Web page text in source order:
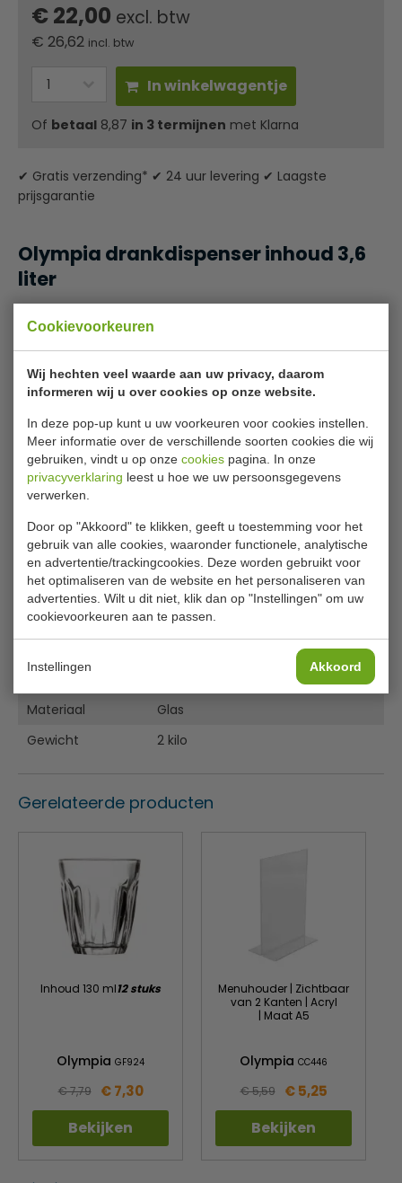
Cookievoorkeuren
Wij hechten veel waarde aan uw privacy, daarom
informeren wij u over cookies op onze website.
In deze pop-up kunt u uw voorkeuren voor cookies instellen.
Meer informatie over de verschillende soorten cookies die wij
gebruiken, vindt u op onze cookies pagina. In onze
privacyverklaring leest u hoe we uw persoonsgegevens
verwerken.
Door op "Akkoord" te klikken, geeft u toestemming voor het
gebruik van alle cookies, waaronder functionele, analytische
en advertentie/trackingcookies. Deze worden gebruikt voor
het optimaliseren van de website en het personaliseren van
advertenties. Wilt u dit niet, klik dan op "Instellingen" om uw
cookievoorkeuren aan te passen.
Instellingen Akkoord
€ 22,00 excl. btw
€ 26,62 incl. btw
In winkelwagentje
Of betaal 8,87 in 3 termijnen met Klarna
✔ Gratis verzending* ✔ 24 uur levering ✔ Laagste
prijsgarantie
Olympia drankdispenser inhoud 3,6
liter
dispenser met beugelsluiting van Olympia. De dispenser is
gemaakt van glas en zorg dat water en andere dranken
zo lang mogelijk vers blijven. De deksel is door de
beugelsluiting eenvoudig te openen, waardoor u de
aan de voorzijde zodat mensen zelf hun drankje kunnen
tappen. De tekst 'Ice Cold Drink' in sierletters maakt de
retro uitstraling compleet.
Met tekst in sierletters: 'Ice Cold Drink'
Eenvoudig te vullen via deksel met beugelsluiting
Luchtdichte kraan voorkomt lekken
Lange levensduur met RVS tapkraan
Lees meer
Bijlages
Handleiding
Specificaties
Model
CN680
H x B x D
Materiaal
Glas
Gewicht
2 kilo
Gerelateerde producten
Inhoud 130 ml12 stuks
Olympia GF924
€ 7,79 € 7,30
Bekijken
Menuhouder | Zichtbaar
van 2 Kanten | Acryl
| Maat A5
Olympia CC446
€ 5,59 € 5,25
Bekijken